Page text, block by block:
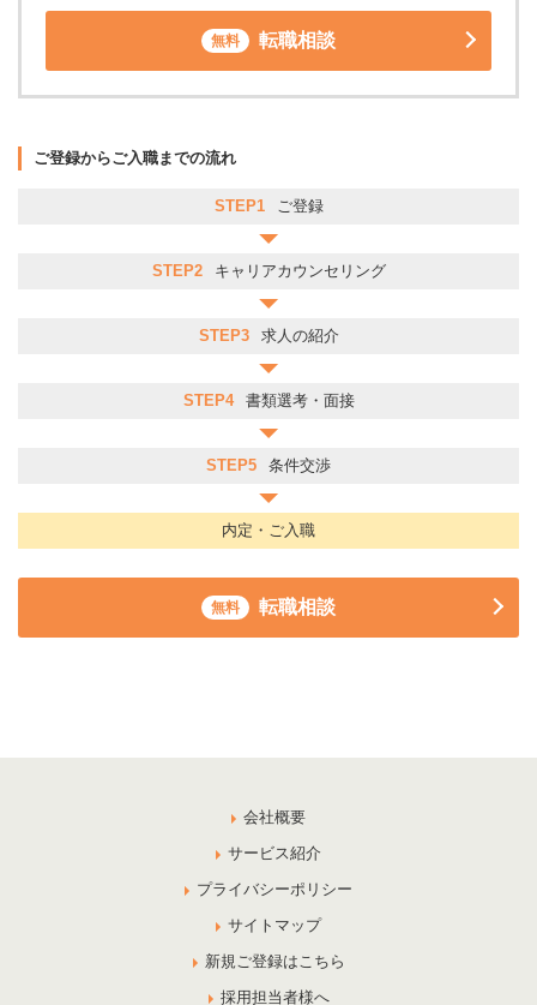
無料 転職相談
ご登録からご入職までの流れ
STEP1 ご登録
STEP2 キャリアカウンセリング
STEP3 求人の紹介
STEP4 書類選考・面接
STEP5 条件交渉
内定・ご入職
無料 転職相談
会社概要
サービス紹介
プライバシーポリシー
サイトマップ
新規ご登録はこちら
採用担当者様へ